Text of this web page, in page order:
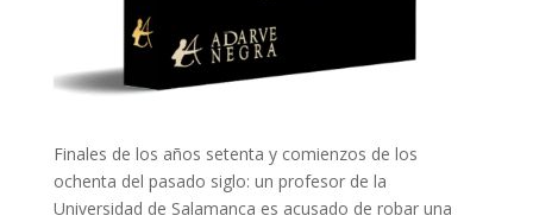
Finales de los años setenta y comienzos de los
ochenta del pasado siglo: un profesor de la
Universidad de Salamanca es acusado de robar una